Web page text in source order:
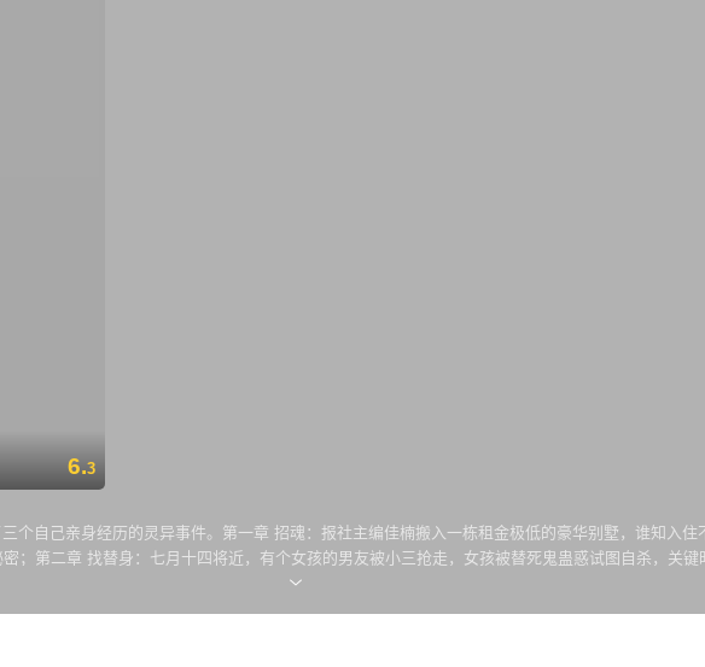
6.3
个自己亲身经历的灵异事件。第一章 招魂：报社主编佳楠搬入一栋租金极低的豪华别墅，谁知入
；第二章 找替身：七月十四将近，有个女孩的男友被小三抢走，女孩被替死鬼蛊惑试图自杀，关键
经变成僵尸。夜幕降临，猛鬼横行，一场生死大战即将开始……